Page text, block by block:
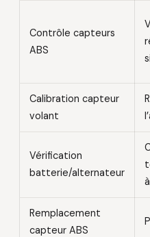
Contrôle capteurs
ABS
Calibration capteur
volant
Vérification
batterie/alternateur
Remplacement
capteur ABS